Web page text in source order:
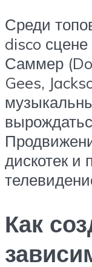
Среди
disco
Саммер
Gees,
дискотек и
Как